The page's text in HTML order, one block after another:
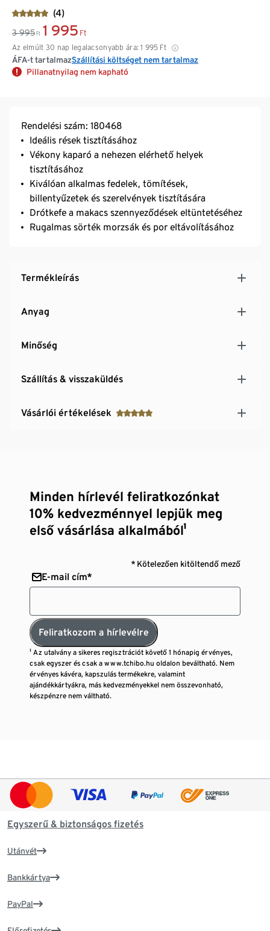
(4)
3 995 Ft 1 995 Ft
Az elmúlt 30 nap legalacsonyabb ára: 1 995 Ft
ÁFA-t tartalmazSzállítási költséget nem tartalmaz
Pillanatnyilag nem kapható
Rendelési szám: 180468
Ideális rések tisztításához
Vékony kaparó a nehezen elérhető helyek
tisztításához
Kiválóan alkalmas fedelek, tömítések,
billentyűzetek és szerelvények tisztítására
Drótkefe a makacs szennyeződések eltüntetéséhez
Rugalmas sörték morzsák és por eltávolításához
Termékleírás
Anyag
Minőség
Szállítás & visszaküldés
Vásárlói értékelések
Minden hírlevél feliratkozónkat
10% kedvezménnyel lepjük meg
első vásárlása alkalmából¹
* Kötelezően kitöltendő mező
E-mail cím*
Feliratkozom a hírlevélre
¹ Az utalvány a sikeres regisztrációt követő 1 hónapig érvényes,
csak egyszer és csak a www.tchibo.hu oldalon beváltható. Nem
érvényes kávéra, kapszulás termékekre, valamint
ajándékkártyákra, más kedvezményekkel nem összevonható,
készpénzre nem váltható.
Egyszerű & biztonságos fizetés
Utánvét
Bankkártya
PayPal